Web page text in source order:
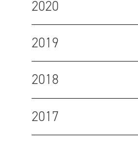
2020
2019
2018
2017